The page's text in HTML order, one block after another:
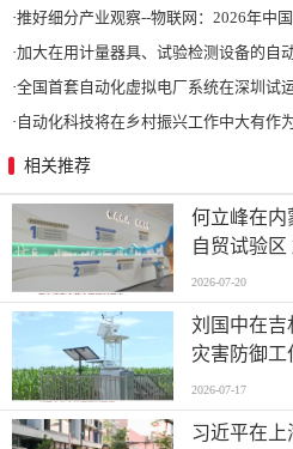
·推好细分产业观察--物联网：2026年中国物联网市场规模接近3000
·加大在用计量器具、试验检测设备的自动化、数字化改造力度|市场监管
·全国首套自动化虚拟电厂系统在深圳试运行 功
· 自动化科技将在乡村振兴工作中大有作为|《关于做好
相关推荐
何立峰在内
自贸试验
堡
2026-07-20
刘国中在吉
灾害防御工
2026-07-17
习近平在上